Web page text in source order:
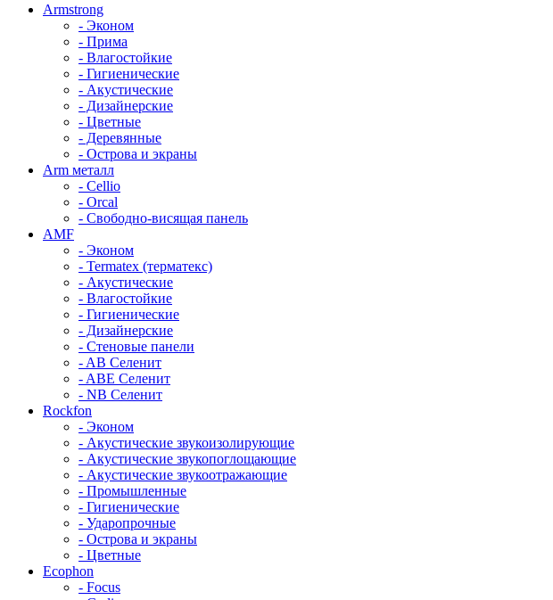
Armstrong
- Эконом
- Прима
- Влагостойкие
- Гигиенические
- Акустические
- Дизайнерские
- Цветные
- Деревянные
- Острова и экраны
Arm металл
- Cellio
- Orcal
- Свободно-висящая панель
AMF
- Эконом
- Termatex (терматекс)
- Акустические
- Влагостойкие
- Гигиенические
- Дизайнерские
- Стеновые панели
- AB Селенит
- ABE Селенит
- NB Селенит
Rockfon
- Эконом
- Акустические звукоизолирующие
- Акустические звукопоглощающие
- Акустические звукоотражающие
- Промышленные
- Гигиенические
- Ударопрочные
- Острова и экраны
- Цветные
Ecophon
- Focus